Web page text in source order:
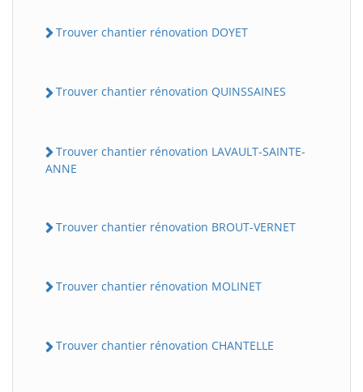
Trouver chantier rénovation DOYET
Trouver chantier rénovation QUINSSAINES
Trouver chantier rénovation LAVAULT-SAINTE-
ANNE
Trouver chantier rénovation BROUT-VERNET
Trouver chantier rénovation MOLINET
Trouver chantier rénovation CHANTELLE